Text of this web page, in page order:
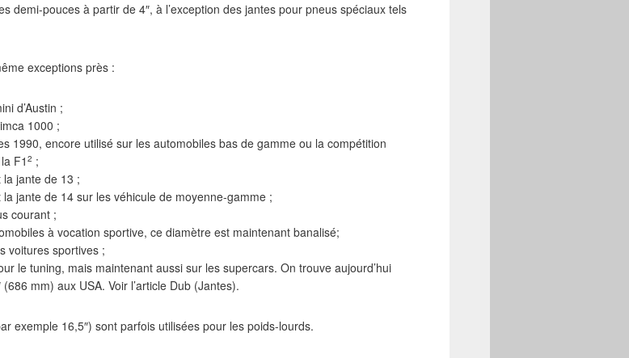
demi-pouces à partir de 4″, à l’exception des jantes pour pneus spéciaux tels
exceptions près :
d’Austin ;
1000 ;
1990, encore utilisé sur les automobiles bas de gamme ou la compétition
F1 2 ;
jante de 13 ;
jante de 14 sur les véhicule de moyenne-gamme ;
courant ;
à vocation sportive, ce diamètre est maintenant banalisé;
voitures sportives ;
le tuning, mais maintenant aussi sur les supercars. On trouve aujourd’hui
mm) aux USA. Voir l’article Dub (Jantes).
exemple 16,5″) sont parfois utilisées pour les poids-lourds.